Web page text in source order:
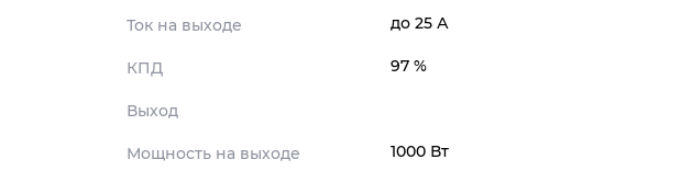
Ток на выходе до 25 А
КПД 97 %
Выход
Мощность на выходе 1000 Вт